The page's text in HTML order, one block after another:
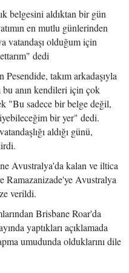
belgesini aldıktan bir gün
en mutlu günlerinden
vatandaşı olduğum için
dedi
takım arkadaşıyla
bu anın kendileri için çok
"Bu sadece bir belge değil,
bir yer" dedi.
aldığı günü,
Avustralya'da kalan ve iltica
Ramazanizade'ye Avustralya
verildi.
Brisbane Roar'da
yaptıkları açıklamada
umudunda olduklarını dile